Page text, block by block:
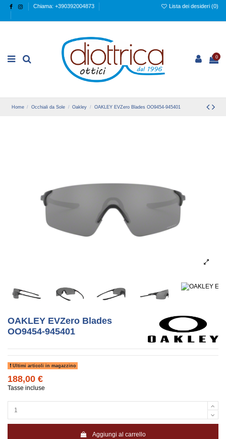
Chiama: +390392004873 Lista dei desideri (0)
0
Home Occhiali da Sole Oakley OAKLEY EVZero Blades OO9454-945401
OAKLEY EVZero Blades
OO9454-945401
Ultimi articoli in magazzino
188,00 €
Tasse incluse
Aggiungi al carrello